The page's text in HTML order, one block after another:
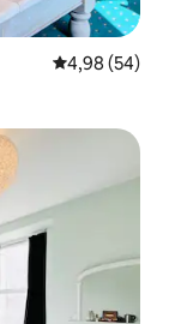
4,98 de uma
4,98 (54)